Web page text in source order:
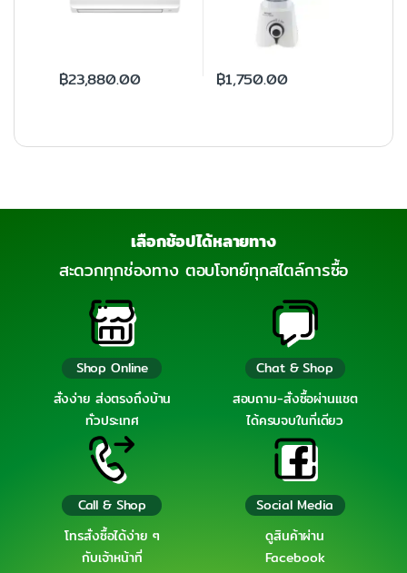
฿23,880.00 ฿1,750.00
เลือกช้อปได้หลายทาง
สะดวกทุกช่องทาง ตอบโจทย์ทุกสไตล์การซื้อ
Shop Online
สั่งง่าย ส่งตรงถึงบ้าน
ทั่วประเทศ
Chat & Shop
สอบถาม-สั่งซื้อผ่านแชต
ได้ครบจบในที่เดียว
Call & Shop
โทรสั่งซื้อได้ง่าย ๆ
กับเจ้าหน้าที่
Social Media
ดูสินค้าผ่าน
Facebook